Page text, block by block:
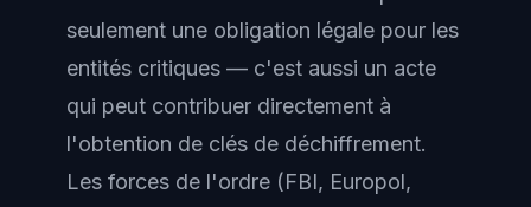
seulement une obligation légale pour les
entités critiques — c'est aussi un acte
qui peut contribuer directement à
l'obtention de clés de déchiffrement.
Les forces de l'ordre (FBI, Europol,